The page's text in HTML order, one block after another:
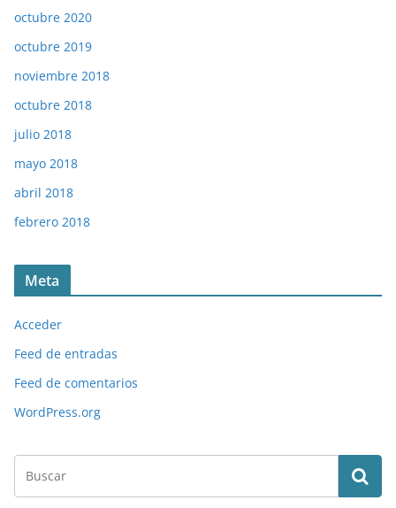
octubre 2020
octubre 2019
noviembre 2018
octubre 2018
julio 2018
mayo 2018
abril 2018
febrero 2018
Meta
Acceder
Feed de entradas
Feed de comentarios
WordPress.org